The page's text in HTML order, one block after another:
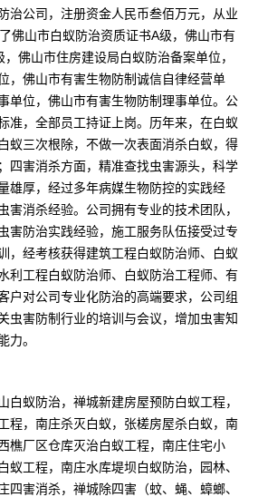
治公司，注册资金人民币叁佰万元，从业
佛山市白蚁防治资质证书A级，佛山市有
佛山市住房建设局白蚁防治备案单位，
，佛山市有害生物防制诚信自律经营单
单位，佛山市有害生物防制理事单位。公
准，全部员工持证上岗。历年来，在白蚁
蚁三次根除，不做一次表面消杀白蚁，得
四害消杀方面，精准查找虫害源头，科学
雄厚，经过多年病媒生物防控的实践经
害消杀经验。公司拥有专业的技术团队，
害防治实践经验，施工服务队伍接受过专
，经考核获得建筑工程白蚁防治师、白蚁
利工程白蚁防治师、白蚁防治工程师、有
户对公司专业化防治的高端要求，公司组
虫害防制行业的培训与会议，增加虫害知
力。
白蚁防治，禅城新建房屋预防白蚁工程，
程，南庄杀灭白蚁，张槎房屋杀白蚁，南
樵厂区仓库灭治白蚁工程，南庄住宅小
蚁工程，南庄水库堤坝白蚁防治，园林、
四害消杀，禅城除四害（蚊、蝇、蟑螂、